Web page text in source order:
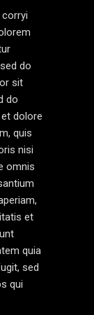
do
sit
do
dolore
quis
nisi
omnis
et
quia
sed
qui